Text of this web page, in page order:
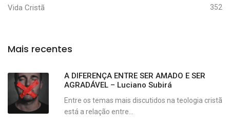
Vida Cristã 352
Mais recentes
A DIFERENÇA ENTRE SER AMADO E SER
AGRADÁVEL – Luciano Subirá
Entre os temas mais discutidos na teologia cristã
está a relação entre...